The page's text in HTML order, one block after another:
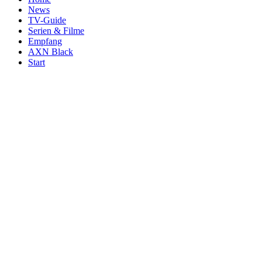
News
TV-Guide
Serien & Filme
Empfang
AXN Black
Start